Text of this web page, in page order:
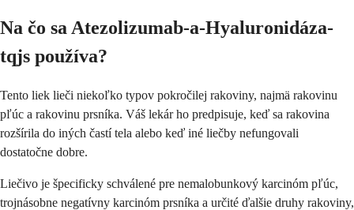
Na čo sa Atezolizumab-a-Hyaluronidáza-
tqjs používa?
Tento liek lieči niekoľko typov pokročilej rakoviny, najmä rakovinu
pľúc a rakovinu prsníka. Váš lekár ho predpisuje, keď sa rakovina
rozšírila do iných častí tela alebo keď iné liečby nefungovali
dostatočne dobre.
Liečivo je špecificky schválené pre nemalobunkový karcinóm pľúc,
trojnásobne negatívny karcinóm prsníka a určité ďalšie druhy rakoviny,